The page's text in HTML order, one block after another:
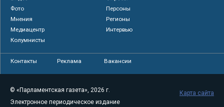
Фото
Персоны
Мнения
Регионы
Медиацентр
Интервью
Колумнисты
Контакты Реклама Вакансии
© «Парламентская газета», 2026 г.
Электронное периодическое издание
Карта сайта